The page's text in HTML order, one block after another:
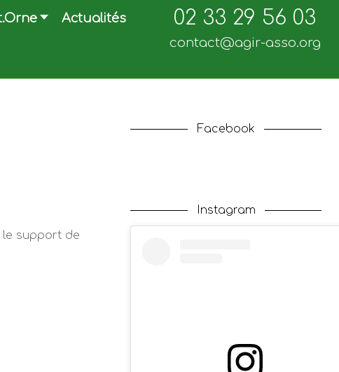
Actualités 02 33 29 56 03
contact@agir-asso.org
le support de
Facebook
Instagram